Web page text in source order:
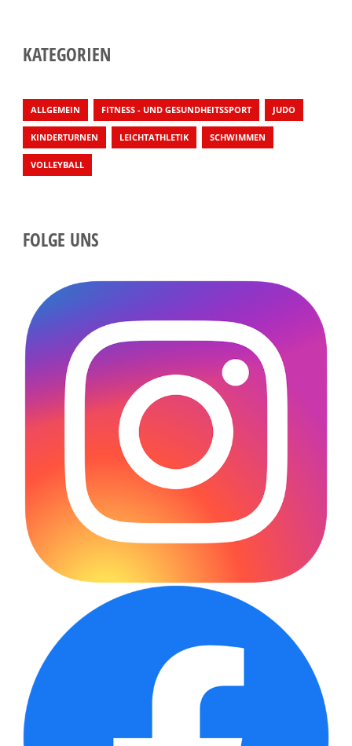
KATEGORIEN
ALLGEMEIN FITNESS - UND GESUNDHEITSSPORT JUDO
KINDERTURNEN LEICHTATHLETIK SCHWIMMEN
VOLLEYBALL
FOLGE UNS